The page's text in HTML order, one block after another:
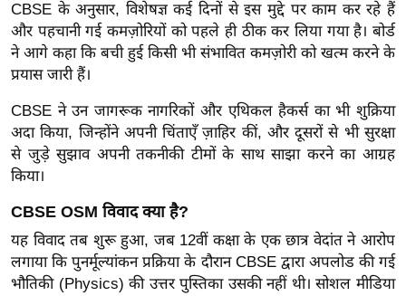
ला
इ
फ
इ
ल
टे
लॉ
जी
ब्यू
टी
CBSE के अनुसार, विशेषज्ञ कई दिनों से इस मुद्दे पर काम कर रहे हैं
और पहचानी गई कमज़ोरियों को पहले ही ठीक कर लिया गया है। बोर्ड
ने आगे कहा कि बची हुई किसी भी संभावित कमज़ोरी को खत्म करने के
प्रयास जारी हैं।
CBSE ने उन जागरूक नागरिकों और एथिकल हैकर्स का भी शुक्रिया
अदा किया, जिन्होंने अपनी चिंताएँ ज़ाहिर कीं, और दूसरों से भी सुरक्षा
से जुड़े सुझाव अपनी तकनीकी टीमों के साथ साझा करने का आग्रह
किया।
CBSE OSM विवाद क्या है?
यह विवाद तब शुरू हुआ, जब 12वीं कक्षा के एक छात्र वेदांत ने आरोप
लगाया कि पुनर्मूल्यांकन प्रक्रिया के दौरान CBSE द्वारा अपलोड की गई
भौतिकी (Physics) की उत्तर पुस्तिका उसकी नहीं थी। सोशल मीडिया